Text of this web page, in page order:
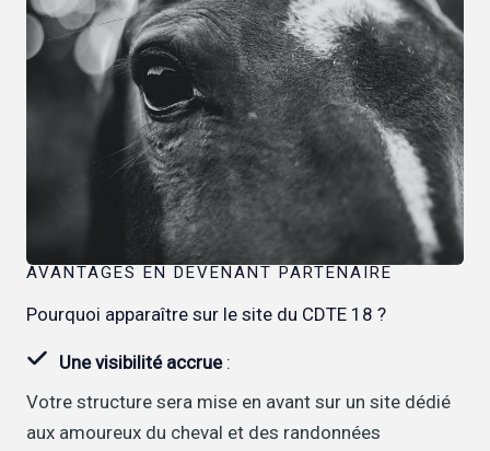
AVANTAGES EN DEVENANT PARTENAIRE
Pourquoi apparaître sur le site du CDTE 18 ?
Une visibilité accrue:
Votre structure sera mise en avant sur un site dédié
aux amoureux du cheval et des randonnées